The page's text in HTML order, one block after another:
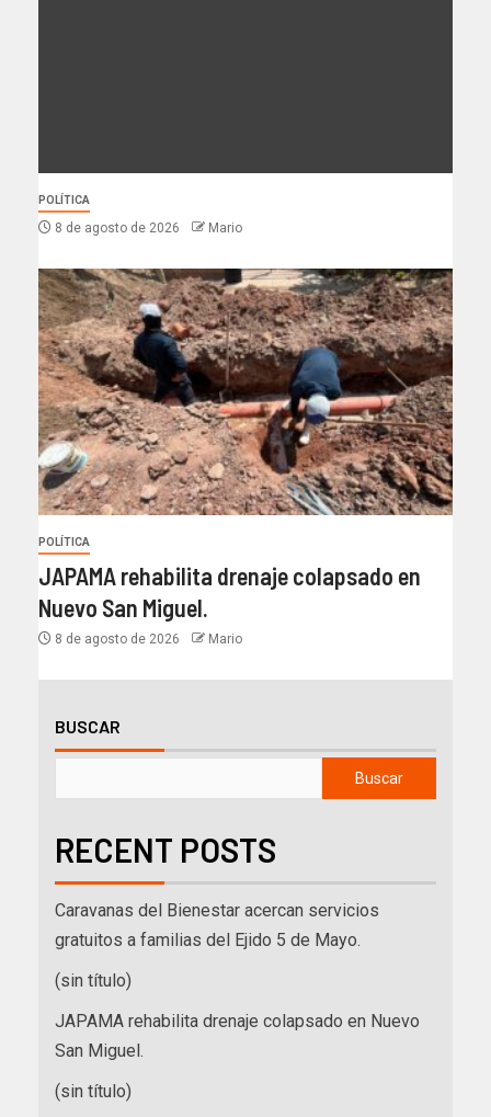
POLÍTICA
8 de agosto de 2026 Mario
POLÍTICA
JAPAMA rehabilita drenaje colapsado en
Nuevo San Miguel.
8 de agosto de 2026 Mario
BUSCAR
Buscar
RECENT POSTS
Caravanas del Bienestar acercan servicios
gratuitos a familias del Ejido 5 de Mayo.
(sin título)
JAPAMA rehabilita drenaje colapsado en Nuevo
San Miguel.
(sin título)